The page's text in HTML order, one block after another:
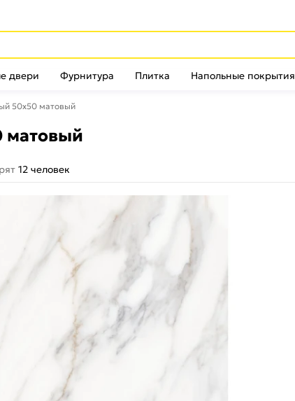
двери Фурнитура Плитка Напольные покрытия
50х50 матовый
матовый
12 человек